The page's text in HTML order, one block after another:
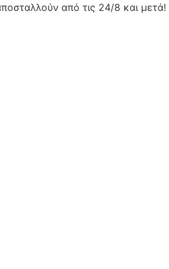
από τις 24/8 και μετά!